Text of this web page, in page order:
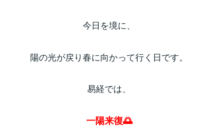
今日を境に、
陽の光が戻り春に向かって行く日です。
易経では、
一陽来復🌅